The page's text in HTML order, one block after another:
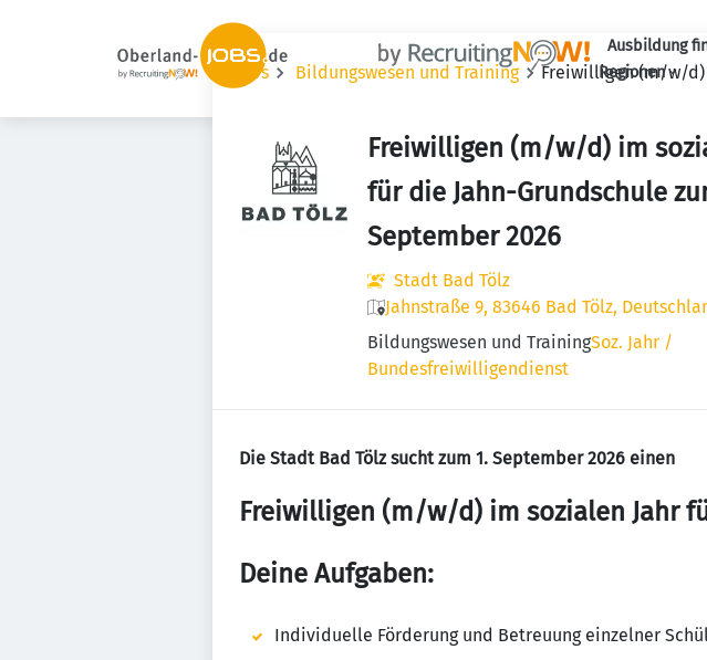
Ausbildung
Regionen
Jobs Bildungswesen und Training Freiwilligen (m/w/d)
Freiwilligen (m/w/d) im
für die Jahn-Grundschule
September 2026
Stadt Bad Tölz
Jahnstraße 9, 83646 Bad Tölz,
Bildungswesen und TrainingSoz. Jahr /
Bundesfreiwilligendienst
Die Stadt Bad Tölz sucht zum 1. September 2026 einen
Freiwilligen (m/w/d) im sozialen Jahr
Deine Aufgaben:
Individuelle Förderung und Betreuung einzelner